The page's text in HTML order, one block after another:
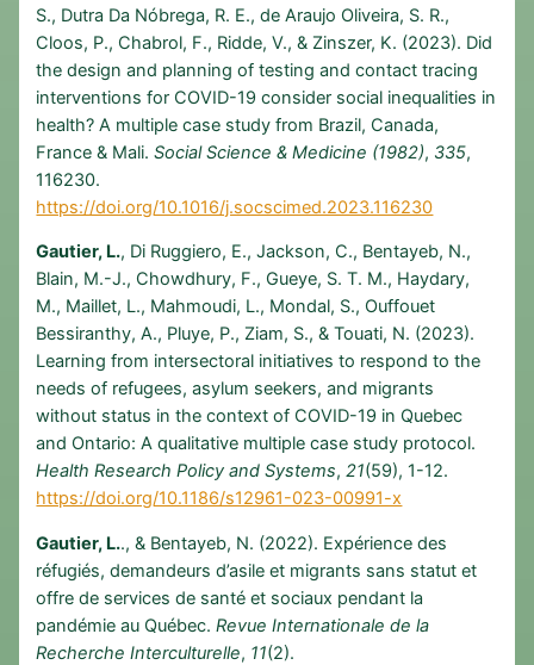
S., Dutra Da Nóbrega, R. E., de Araujo Oliveira, S. R.,
Cloos, P., Chabrol, F., Ridde, V., & Zinszer, K. (2023). Did
the design and planning of testing and contact tracing
interventions for COVID-19 consider social inequalities in
health? A multiple case study from Brazil, Canada,
France & Mali.Social Science & Medicine (1982), 335,
116230.
https://doi.org/10.1016/j.socscimed.2023.116230
Gautier, L., Di Ruggiero, E., Jackson, C., Bentayeb, N.,
Blain, M.-J., Chowdhury, F., Gueye, S. T. M., Haydary,
M., Maillet, L., Mahmoudi, L., Mondal, S., Ouffouet
Bessiranthy, A., Pluye, P., Ziam, S., & Touati, N. (2023).
Learning from intersectoral initiatives to respond to the
needs of refugees, asylum seekers, and migrants
without status in the context of COVID-19 in Quebec
and Ontario: A qualitative multiple case study protocol.
Health Research Policy and Systems,21(59), 1-12.
https://doi.org/10.1186/s12961-023-00991-x
Gautier, L.., & Bentayeb, N. (2022). Expérience des
réfugiés, demandeurs d’asile et migrants sans statut et
offre de services de santé et sociaux pendant la
pandémie au Québec.Revue Internationale de la
Recherche Interculturelle, 11(2).